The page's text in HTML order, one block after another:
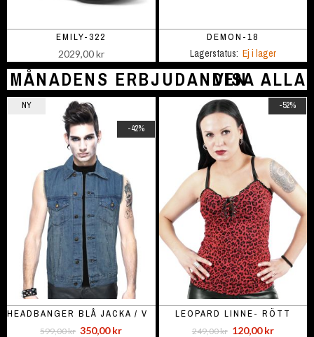
EMILY-322
2029,00 kr
DEMON-18
Lagerstatus: Ej i lager
MÅNADENS ERBJUDANDENVISA ALLA
NY
-42%
350,00 kr
599,00 kr
-52%
LEOPARD LINNE- RÖTT
120,00 kr
249,00 kr